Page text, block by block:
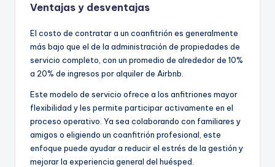
Ventajas y desventajas
El costo de contratar a un coanfitrión es generalmente
más bajo que el de la administración de propiedades de
servicio completo, con un promedio de alrededor de 10%
a 20% de ingresos por alquiler de Airbnb.
Este modelo de servicio ofrece a los anfitriones mayor
flexibilidad y les permite participar activamente en el
proceso operativo. Ya sea colaborando con familiares y
amigos o eligiendo un coanfitrión profesional, este
enfoque puede ayudar a reducir el estrés de la gestión y
mejorar la experiencia general del huésped.